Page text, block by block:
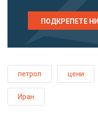
ПОДКРЕПЕТЕ НИ
петрол цени
Иран